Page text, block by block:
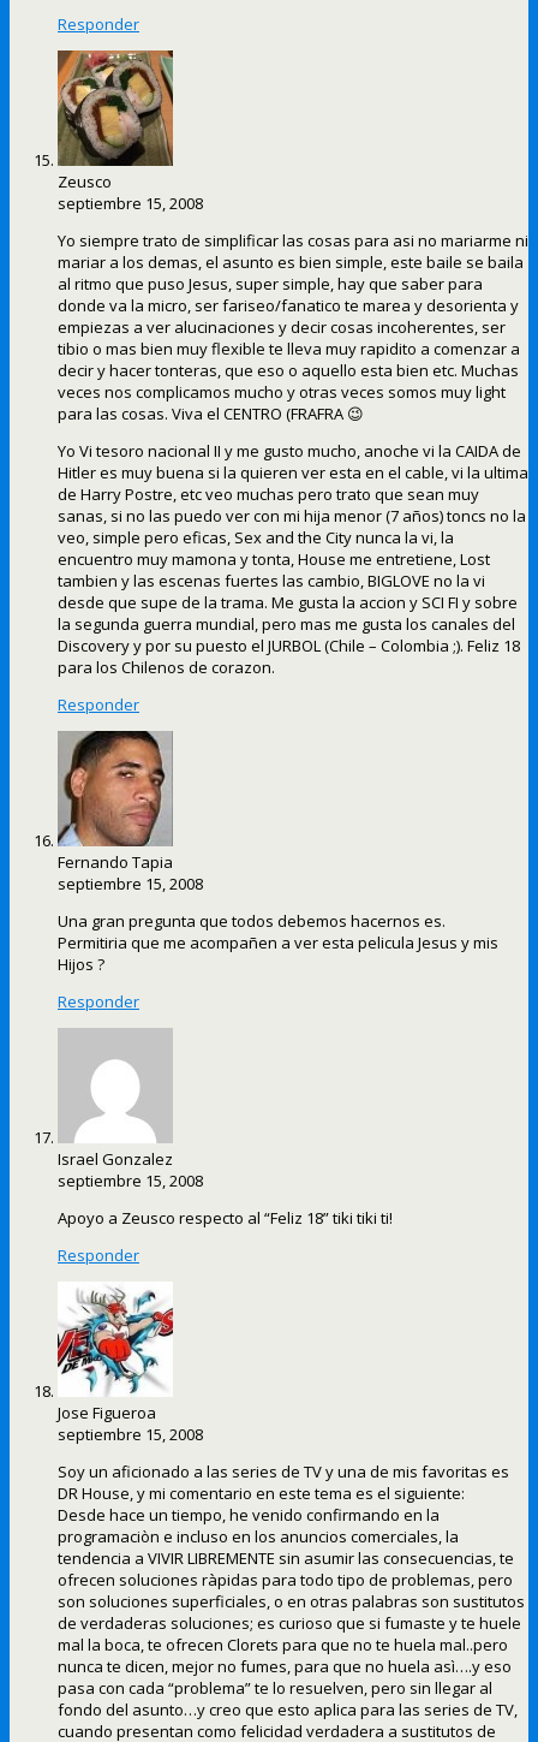
Responder
Zeusco
septiembre 15, 2008
Yo siempre trato de simplificar las cosas para asi no mariarme ni
mariar a los demas, el asunto es bien simple, este baile se baila
al ritmo que puso Jesus, super simple, hay que saber para
donde va la micro, ser fariseo/fanatico te marea y desorienta y
empiezas a ver alucinaciones y decir cosas incoherentes, ser
tibio o mas bien muy flexible te lleva muy rapidito a comenzar a
decir y hacer tonteras, que eso o aquello esta bien etc. Muchas
veces nos complicamos mucho y otras veces somos muy light
para las cosas. Viva el CENTRO (FRAFRA 😉
Yo Vi tesoro nacional II y me gusto mucho, anoche vi la CAIDA de
Hitler es muy buena si la quieren ver esta en el cable, vi la ultima
de Harry Postre, etc veo muchas pero trato que sean muy
sanas, si no las puedo ver con mi hija menor (7 años) toncs no la
veo, simple pero eficas, Sex and the City nunca la vi, la
encuentro muy mamona y tonta, House me entretiene, Lost
tambien y las escenas fuertes las cambio, BIGLOVE no la vi
desde que supe de la trama. Me gusta la accion y SCI FI y sobre
la segunda guerra mundial, pero mas me gusta los canales del
Discovery y por su puesto el JURBOL (Chile – Colombia ;). Feliz 18
para los Chilenos de corazon.
Responder
Fernando Tapia
septiembre 15, 2008
Una gran pregunta que todos debemos hacernos es.
Permitiria que me acompañen a ver esta pelicula Jesus y mis
Hijos ?
Responder
Israel Gonzalez
septiembre 15, 2008
Apoyo a Zeusco respecto al “Feliz 18” tiki tiki ti!
Responder
Jose Figueroa
septiembre 15, 2008
Soy un aficionado a las series de TV y una de mis favoritas es
DR House, y mi comentario en este tema es el siguiente:
Desde hace un tiempo, he venido confirmando en la
programaciòn e incluso en los anuncios comerciales, la
tendencia a VIVIR LIBREMENTE sin asumir las consecuencias, te
ofrecen soluciones ràpidas para todo tipo de problemas, pero
son soluciones superficiales, o en otras palabras son sustitutos
de verdaderas soluciones; es curioso que si fumaste y te huele
mal la boca, te ofrecen Clorets para que no te huela mal..pero
nunca te dicen, mejor no fumes, para que no huela asì….y eso
pasa con cada “problema” te lo resuelven, pero sin llegar al
fondo del asunto…y creo que esto aplica para las series de TV,
cuando presentan como felicidad verdadera a sustitutos de